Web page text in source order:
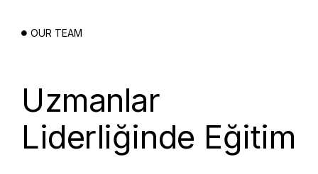
OUR TEAM
Uzmanlar
Liderliğinde Eğitim